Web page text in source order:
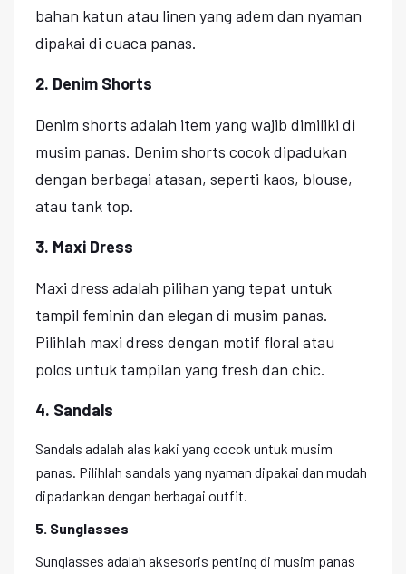
bahan katun atau linen yang adem dan nyaman
dipakai di cuaca panas.
2. Denim Shorts
Denim shorts adalah item yang wajib dimiliki di
musim panas. Denim shorts cocok dipadukan
dengan berbagai atasan, seperti kaos, blouse,
atau tank top.
3. Maxi Dress
Maxi dress adalah pilihan yang tepat untuk
tampil feminin dan elegan di musim panas.
Pilihlah maxi dress dengan motif floral atau
polos untuk tampilan yang fresh dan chic.
4. Sandals
Sandals adalah alas kaki yang cocok untuk musim
panas. Pilihlah sandals yang nyaman dipakai dan mudah
dipadankan dengan berbagai outfit.
5. Sunglasses
Sunglasses adalah aksesoris penting di musim panas